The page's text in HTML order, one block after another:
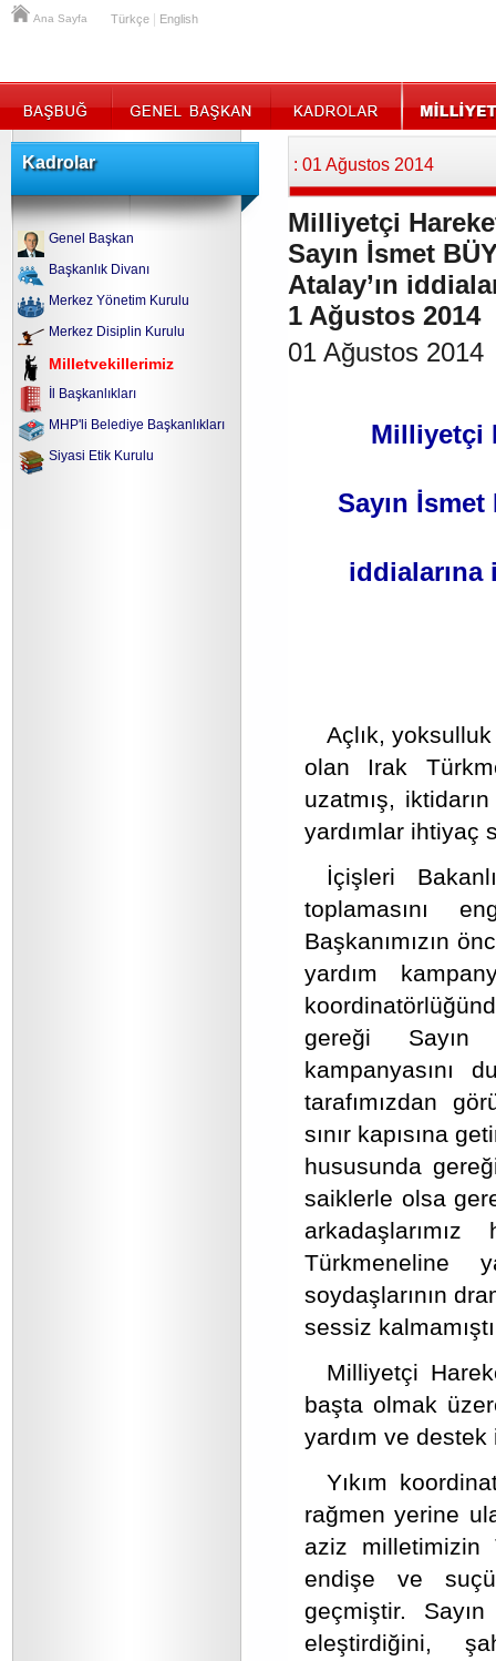
Ana Sayfa Türkçe English
Kadrolar
Genel Başkan
Başkanlık Divanı
Merkez Yönetim Kurulu
Merkez Disiplin Kurulu
Milletvekillerimiz
İl Başkanlıkları
MHP'li Belediye Başkanlıkları
Siyasi Etik Kurulu
: 01 Ağustos 2014
Milliyetçi
Sayın İsmet
Atalay’ın
1 Ağustos 2014
01 Ağustos 2014
Milliyetçi
Sayın İsmet
iddialarına
Açlık,
olan Irak
uzatmış,
yardımlar ihtiyaç
İçişleri
toplamasını
Başkanımızın
yardım
gereği Sayın
kampanyasını
tarafımızdan
sınır kapısına
hususunda
saiklerle olsa
Türkmeneline
soydaşlarının
sessiz
Milliyetçi
başta olmak
yardım ve destek
Yıkım
rağmen yerine
aziz milletimizin
endişe ve
geçmiştir.
eleştirdiğini,